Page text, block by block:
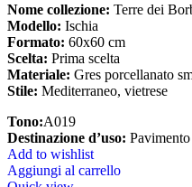
Nome collezione: Terre dei
Modello: Ischia
Formato: 60x60 cm
Scelta: Prima scelta
Materiale: Gres porcellanato
Stile: Mediterraneo, vietrese
Tono:A019
Destinazione d’uso:
Add to wishlist
Aggiungi al carrello